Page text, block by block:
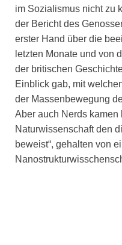
im Sozialismus nicht zu
der Bericht des
erster Hand über die
letzten Monate und von
der britischen
Einblick gab, mit
der Massenbewegung
Aber auch Nerds kamen
Naturwissenschaft den
beweist“, gehalten von